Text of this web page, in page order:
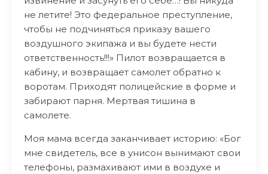
не летите! Это федеральное преступление,
чтобы не подчиняться приказу вашего
воздушного экипажа и вы будете нести
ответственность!!!» Пилот возвращается в
кабину, и возвращает самолет обратно к
воротам. Приходят полицейские в форме и
забирают парня. Мертвая тишина в
самолете.
Моя мама всегда заканчивает историю: «Бог
мне свидетель, все в унисон вынимают свои
телефоны, размахивают ими в воздухе и